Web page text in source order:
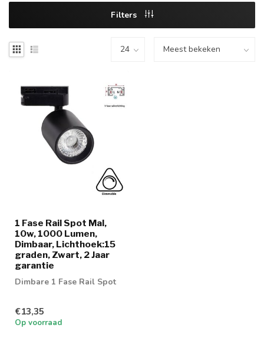
Filters
1 Fase Rail Spot Mal,
10w, 1000 Lumen,
Dimbaar, Lichthoek:15
graden, Zwart, 2 Jaar
garantie
Dimbare 1 Fase Rail Spot
€13,35
Op voorraad